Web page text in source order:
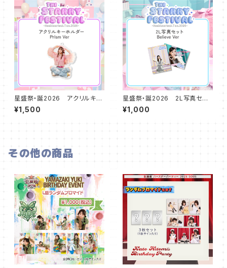
星盛祭・誕2026 アクリルキー
ホルダー Prism ver
¥1,500
星盛祭・誕2026 2L写真セット
（2枚組） Believe ver
¥1,000
その他の商品